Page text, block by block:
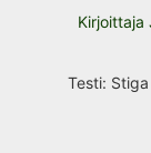
Kirjoittaja
Testi: